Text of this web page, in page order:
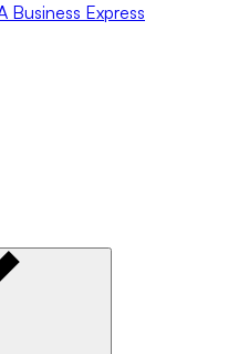
Business Express